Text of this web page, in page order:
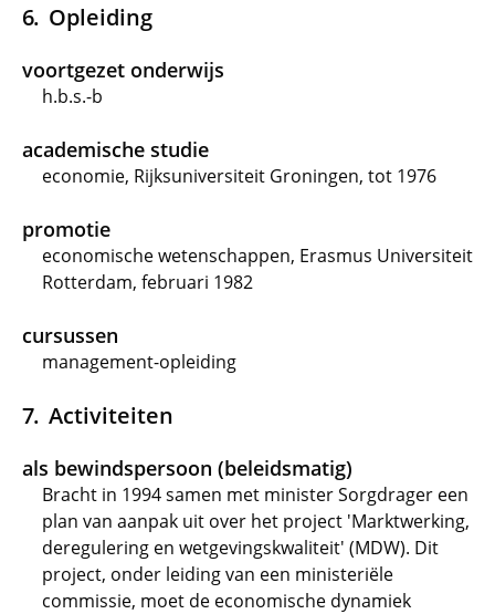
Opleiding
voortgezet onderwijs
h.b.s.-b
academische studie
economie, Rijksuniversiteit Groningen, tot 1976
promotie
economische wetenschappen, Erasmus Universiteit
Rotterdam, februari 1982
cursussen
management-opleiding
Activiteiten
als bewindspersoon (beleidsmatig)
Bracht in 1994 samen met minister Sorgdrager een
plan van aanpak uit over het project 'Marktwerking,
deregulering en wetgevingskwaliteit' (MDW). Dit
project, onder leiding van een ministeriële
commissie, moet de economische dynamiek